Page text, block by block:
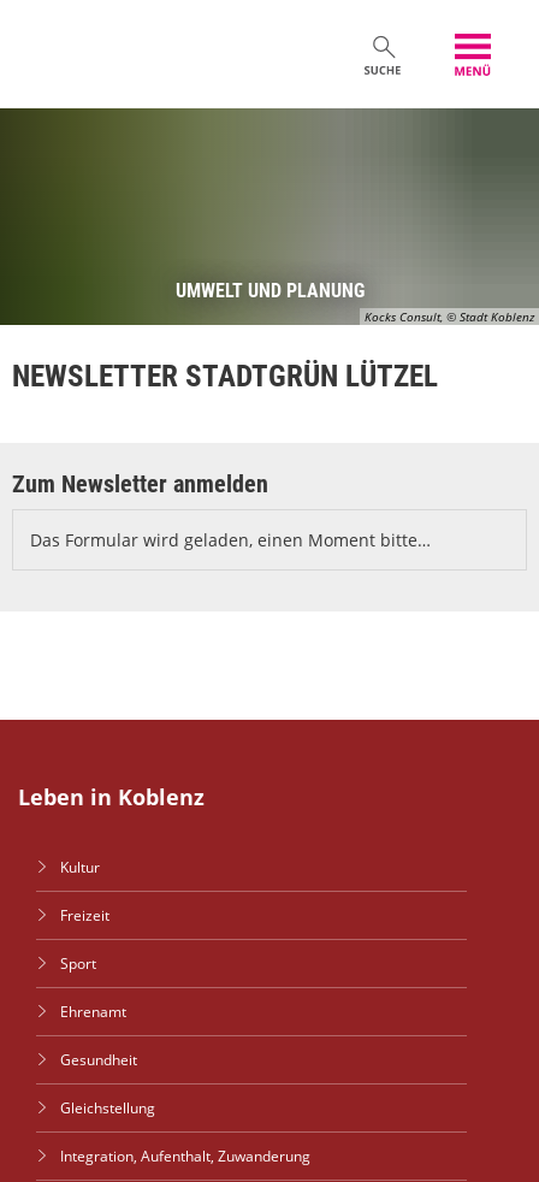
Kocks Consult, © Stadt Koblenz
UMWELT UND PLANUNG
NEWSLETTER STADTGRÜN LÜTZEL
Zum Newsletter anmelden
Das Formular wird geladen, einen Moment bitte…
Leben in Koblenz
Kultur
Freizeit
Sport
Ehrenamt
Gesundheit
Gleichstellung
Integration, Aufenthalt, Zuwanderung